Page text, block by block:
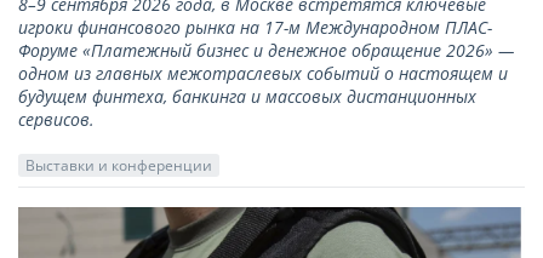
игроки финансового рынка на 17-м Международном ПЛАС-
Форуме «Платежный бизнес и денежное обращение 2026» —
одном из главных межотраслевых событий о настоящем и
будущем финтеха, банкинга и массовых дистанционных
сервисов.
Выставки и конференции